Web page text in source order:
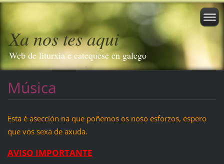
Xa nos tes aqui
Web de liturxia e catequese en galego
Música
Esta é asección na que poñemos os noso esforzos, espero
que vos sexa de axuda.
AVISO IMPORTANTE